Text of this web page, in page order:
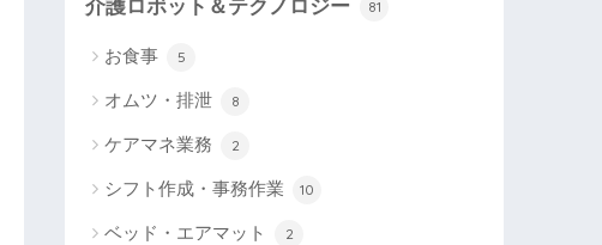
介護ロボット＆テクノロジー 81
お食事 5
オムツ・排泄 8
ケアマネ業務 2
シフト作成・事務作業 10
ベッド・エアマット 2